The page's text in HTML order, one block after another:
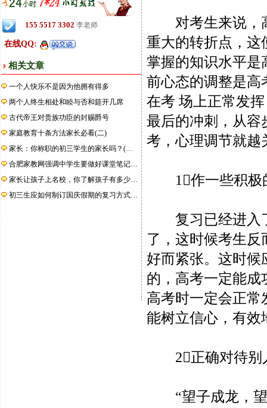
155 5517 3302 李老师
在线QQ:
相关文章
一个人快乐不是因为他拥有得多
两个人终生相处和睦与否和筵开几席
古代帝王对贵族功臣的封赐爵号
家庭教育十条方法家长必看(二)
家长：你称职的初三学生的家长吗？(…
合肥家教网强调中学生要做好课堂笔记…
家长让孩子上名校，你了解孩子有多少…
初三生应如何制订国庆假期的复习方式…
对考生来说，高
重大的转折点，这
掌握的知识水平是
前心态的调整是高
在考 场上正常发
最后的冲刺，从容
考，心理调节就越
1作一些积极
复习已经进入了
了，这时候考生
好而紧张。这时候
的，高考一定能成
高考时一定会正常
能树立信心，有效
2正确对待别
“望子成龙，望